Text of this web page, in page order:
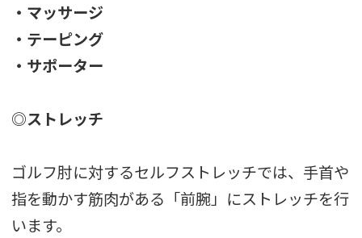
・マッサージ
・テーピング
・サポーター
◎ストレッチ
ゴルフ肘に対するセルフストレッチでは、手首や
指を動かす筋肉がある「前腕」にストレッチを行
います。